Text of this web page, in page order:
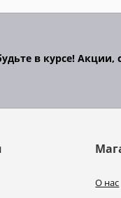
в курсе! Акции,
О нас